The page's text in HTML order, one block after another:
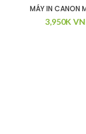
MÁY IN CANON
3,950K